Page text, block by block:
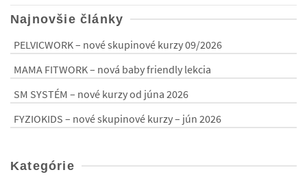
Najnovšie články
PELVICWORK – nové skupinové kurzy 09/2026
MAMA FITWORK – nová baby friendly lekcia
SM SYSTÉM – nové kurzy od júna 2026
FYZIOKIDS – nové skupinové kurzy – jún 2026
Kategórie